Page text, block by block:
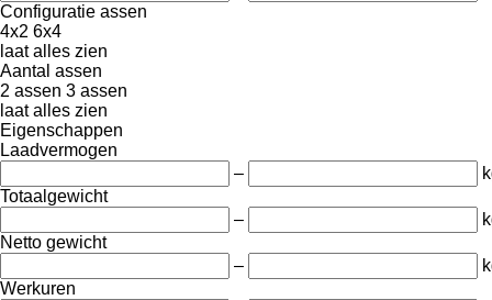
Configuratie assen
4x2 6x4
laat alles zien
Aantal assen
2 assen 3 assen
laat alles zien
Eigenschappen
Laadvermogen
–
Totaalgewicht
–
Netto gewicht
–
Werkuren